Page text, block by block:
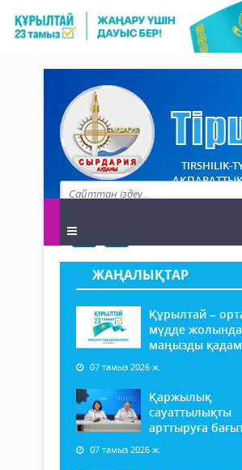
TIRSHILIK-
АҚПАРАТТЫҚ
ЖАҢАЛЫҚТАР
Құрылтай –
мүдде
маңызды қадам
07 тамыз 2026 ж.
Қаржылық
сауаттылықты
арттыруға
07 тамыз 2026 ж.